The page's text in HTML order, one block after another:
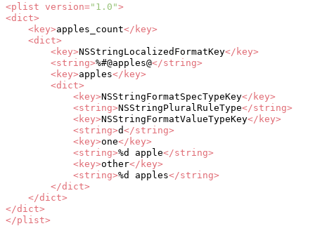
<plist version="1.0">
<dict>
<key>apples_count</key>
<dict>
<key>NSStringLocalizedFormatKey</key>
<string>%#@apples@</string>
<key>apples</key>
<dict>
<key>NSStringFormatSpecTypeKey</key>
<string>NSStringPluralRuleType</string>
<key>NSStringFormatValueTypeKey</key>
<string>d</string>
<key>one</key>
<string>%d apple</string>
<key>other</key>
<string>%d apples</string>
</dict>
</dict>
</dict>
</plist>